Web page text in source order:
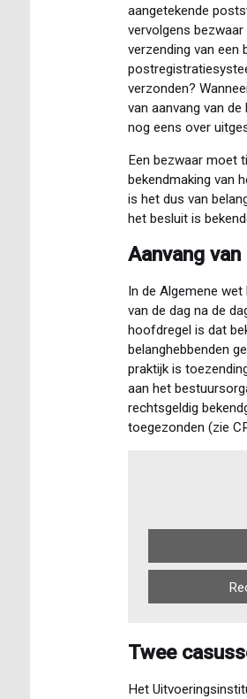
aangetekende
vervolgens
verzending van een
verzonden?
van aanvang van
nog eens over
Een bezwaar moet
bekendmaking van
is het dus van
het besluit is
Aanvang
In de Algemene
van de dag na de
hoofdregel is dat
belanghebbenden
praktijk is
aan het
rechtsgeldig
toegezonden (zie
Twee
Het